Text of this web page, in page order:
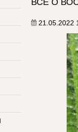
ВСЁ О
21.05.2022